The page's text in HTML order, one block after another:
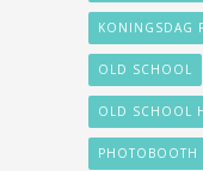
KONINGSDAG
OLD SCHOOL
OLD SCHOOL
PHOTOBOOTH